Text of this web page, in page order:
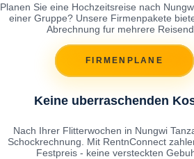
Planen Sie eine Hochzeitsreise nach
einer Gruppe? Unsere Firmenpakete
Abrechnung fur mehrere
FIRMENPLANE
Keine uberraschenden
Nach Ihrer Flitterwochen in Nungwi
Schockrechnung. Mit RentnConnect
Festpreis - keine versteckten